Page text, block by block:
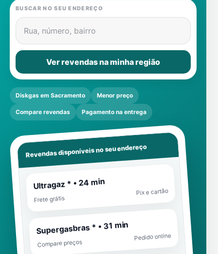
Contatos
BUSCAR NO SEU ENDEREÇO
Rua, número, bairro
Ver revendas na minha região
Diskgas em Sacramento Menor preço
Compare revendas Pagamento na entrega
Revendas disponíveis no seu endereço
Ultragaz * • 24 min
Frete grátis
Pix e cartão
Supergasbras * • 31 min
Compare preços
Pedido online